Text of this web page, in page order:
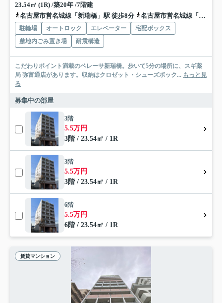
23.54㎡ (1R) /築20年 /7階建
名古屋市営名城線「新瑞橋」駅 徒歩8分
名古屋市営名城線「瑞穂運動場東」駅 徒歩10分
駐輪場 オートロック エレベーター
宅配ボックス
敷地内ごみ置き場
耐震構造
こだわりポイント満載のベレーサ新瑞橋。歩いて5分の場所に、スギ薬
局 弥富通店があります。収納はクロゼット・シューズボック... もっと見
る
募集中の部屋
3階
5.5万円
3階 / 23.54㎡ / 1R
3階
5.5万円
3階 / 23.54㎡ / 1R
6階
5.5万円
6階 / 23.54㎡ / 1R
賃貸マンション